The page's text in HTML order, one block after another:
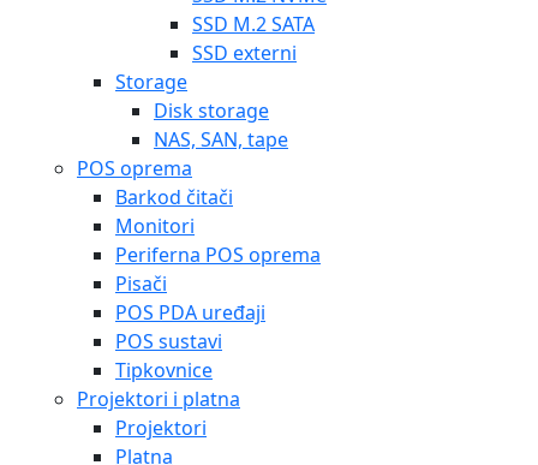
SSD M.2 SATA
SSD externi
Storage
Disk storage
NAS, SAN, tape
POS oprema
Barkod čitači
Monitori
Periferna POS oprema
Pisači
POS PDA uređaji
POS sustavi
Tipkovnice
Projektori i platna
Projektori
Platna